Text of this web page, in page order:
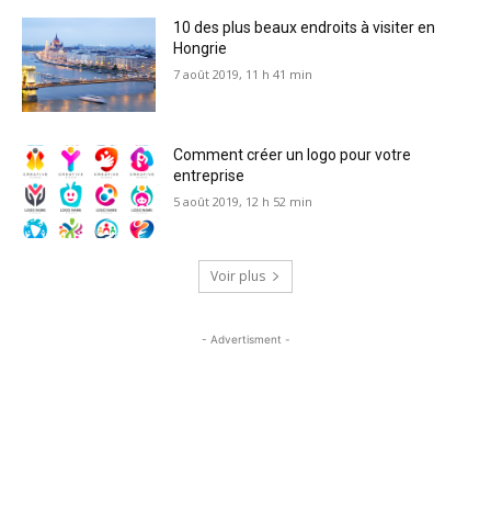
10 des plus beaux endroits à visiter en
Hongrie
7 août 2019, 11 h 41 min
Comment créer un logo pour votre
entreprise
5 août 2019, 12 h 52 min
Voir plus
- Advertisment -